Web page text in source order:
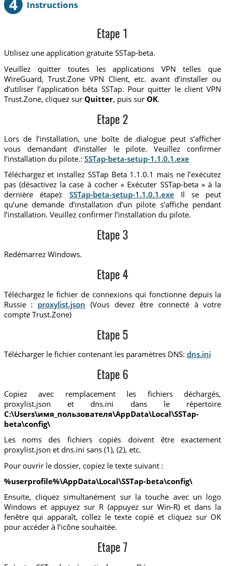
4 Instructions
Etape 1
Utilisez une application gratuite SSTap-beta.
Veuillez quitter toutes les applications VPN telles que
WireGuard, Trust.Zone VPN Client, etc. avant d’installer ou
d’utiliser l’application bêta SSTap. Pour quitter le client VPN
Trust.Zone, cliquez sur Quitter, puis sur OK.
Etape 2
Lors de l’installation, une boîte de dialogue peut s’afficher
vous demandant d’installer le pilote. Veuillez confirmer
l’installation du pilote.: SSTap-beta-setup-1.1.0.1.exe
Téléchargez et installez SSTap Beta 1.1.0.1 mais ne l’exécutez
pas (désactivez la case à cocher « Exécuter SSTap-beta » à la
dernière étape): SSTap-beta-setup-1.1.0.1.exe Il se peut
qu’une demande d’installation d’un pilote s’affiche pendant
l’installation. Veuillez confirmer l’installation du pilote.
Etape 3
Redémarrez Windows.
Etape 4
Téléchargez le fichier de connexions qui fonctionne depuis la
Russie : proxylist.json (Vous devez être connecté à votre
compte Trust.Zone)
Etape 5
Télécharger le fichier contenant les paramètres DNS: dns.ini
Etape 6
Copiez avec remplacement les fichiers déchargés,
proxylist.json et dns.ini dans le répertoire
C:\Users\имя_пользователя\AppData\Local\SSTap-
beta\config\
Les noms des fichiers copiés doivent être exactement
proxylist.json et dns.ini sans (1), (2), etc.
Pour ouvrir le dossier, copiez le texte suivant :
%userprofile%\AppData\Local\SSTap-beta\config\
Ensuite, cliquez simultanément sur la touche avec un logo
Windows et appuyez sur R (appuyez sur Win-R) et dans la
fenêtre qui apparaît, collez le texte copié et cliquez sur OK
pour accéder à l’icône souhaitée.
Etape 7